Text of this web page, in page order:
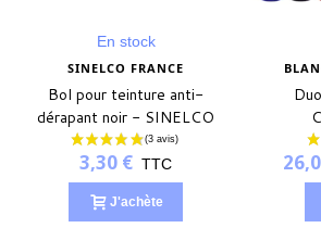
En stock
SINELCO FRANCE
Bol pour teinture anti-
dérapant noir - SINELCO
FRANCE
3,30 € TTC
J'achète